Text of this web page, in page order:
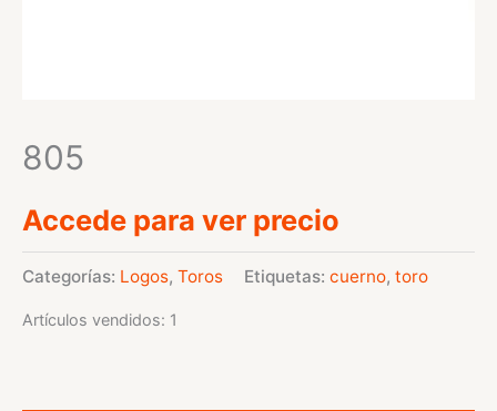
805
Accede para ver precio
Categorías: Logos, Toros Etiquetas: cuerno, toro
Artículos vendidos: 1